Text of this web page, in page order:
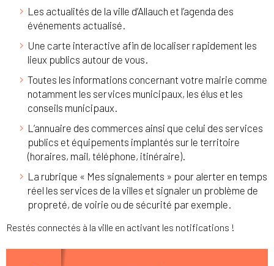
Les actualités de la ville d’Allauch et l’agenda des
événements actualisé.
Une carte interactive afin de localiser rapidement les
lieux publics autour de vous.
Toutes les informations concernant votre mairie comme
notamment les services municipaux, les élus et les
conseils municipaux.
L’annuaire des commerces ainsi que celui des services
publics et équipements implantés sur le territoire
(horaires, mail, téléphone, itinéraire).
La rubrique « Mes signalements » pour alerter en temps
réel les services de la villes et signaler un problème de
propreté, de voirie ou de sécurité par exemple.
Restés connectés à la ville en activant les notifications !